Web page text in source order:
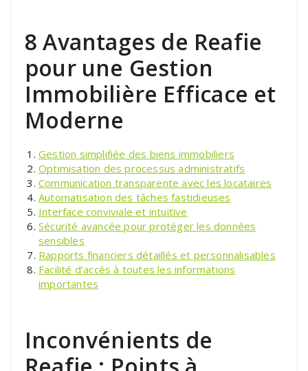
8 Avantages de Reafie
pour une Gestion
Immobilière Efficace et
Moderne
Gestion simplifiée des biens immobiliers
Optimisation des processus administratifs
Communication transparente avec les locataires
Automatisation des tâches fastidieuses
Interface conviviale et intuitive
Sécurité avancée pour protéger les données
sensibles
Rapports financiers détaillés et personnalisables
Facilité d’accès à toutes les informations
importantes
Inconvénients de